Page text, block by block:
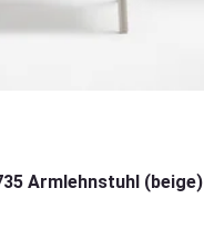
Armlehnstuhl (beige)